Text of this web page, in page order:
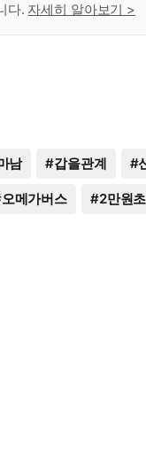
다. 자세히 알아보기 >
남 #갑을관계 #
오메가버스 #2만원